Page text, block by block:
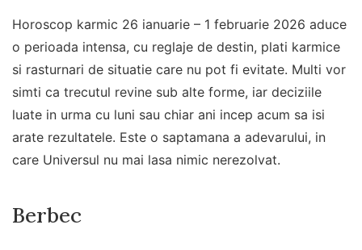
Horoscop karmic 26 ianuarie – 1 februarie 2026 aduce
o perioada intensa, cu reglaje de destin, plati karmice
si rasturnari de situatie care nu pot fi evitate. Multi vor
simti ca trecutul revine sub alte forme, iar deciziile
luate in urma cu luni sau chiar ani incep acum sa isi
arate rezultatele. Este o saptamana a adevarului, in
care Universul nu mai lasa nimic nerezolvat.
Berbec